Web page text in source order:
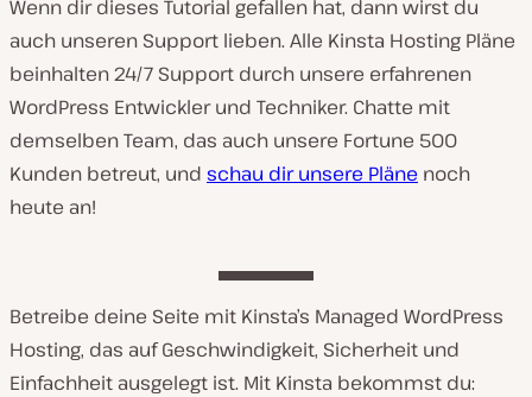
Wenn dir dieses Tutorial gefallen hat, dann wirst du
auch unseren Support lieben. Alle Kinsta Hosting Pläne
beinhalten 24/7 Support durch unsere erfahrenen
WordPress Entwickler und Techniker. Chatte mit
demselben Team, das auch unsere Fortune 500
Kunden betreut, und schau dir unsere Pläne noch
heute an!
Betreibe deine Seite mit Kinsta’s Managed WordPress
Hosting, das auf Geschwindigkeit, Sicherheit und
Einfachheit ausgelegt ist. Mit Kinsta bekommst du: